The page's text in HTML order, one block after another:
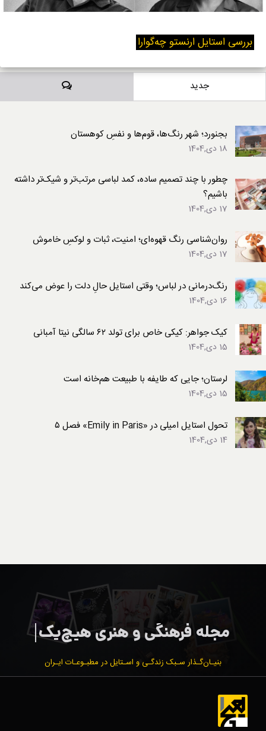
بررسی استایل ارنستو چه‌گوارا
جدید دیدگاه‌ها
بجنورد؛ شهر رنگ‌ها، قوم‌ها و نفسِ کوهستان
18 دی,1404
چطور با چند تصمیم ساده، کمد لباسی مرتب‌تر و شیک‌تر داشته
باشیم؟
17 دی,1404
روان‌شناسی رنگ قهوه‌ای؛ امنیت، ثبات و لوکسِ خاموش
17 دی,1404
رنگ‌درمانی در لباس؛ وقتی استایل حالِ دلت را عوض می‌کند
16 دی,1404
کیک جواهر: کیکی خاص برای تولد ۶۲ سالگی نیتا آمبانی
15 دی,1404
لرستان؛ جایی که طایفه با طبیعت هم‌خانه است
15 دی,1404
تحول استایل امیلی در «Emily in Paris» فصل ۵
14 دی,1404
بنیـان‌گـذار سـبک زندگـی و اسـتایل در مطبـوعـات ایـران